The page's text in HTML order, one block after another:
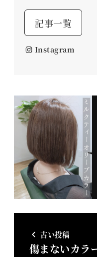
記事一覧
Instagram
古い投稿
傷まないカラ